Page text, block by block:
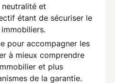
et
étant de sécuriser le
pour accompagner les
à mieux comprendre
et plus
de la garantie.